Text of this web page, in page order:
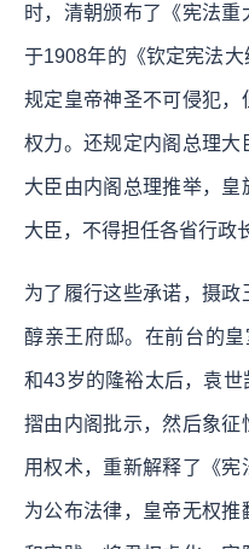
时，清朝颁布了《宪法
于1908年的《钦定宪法
规定皇帝神圣不可侵犯，
权力。还规定内阁总理
大臣由内阁总理推举，
大臣，不得担任各省行政
为了履行这些承诺，摄
醇亲王府邸。在前台的
和43岁的隆裕太后，袁
摺由内阁批示，然后象
用权术，重新解释了《
为公布法律，皇帝无权